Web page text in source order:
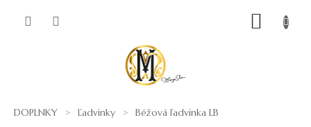
DOPLNKY Ľadvinky Béžová ľadvinka LB